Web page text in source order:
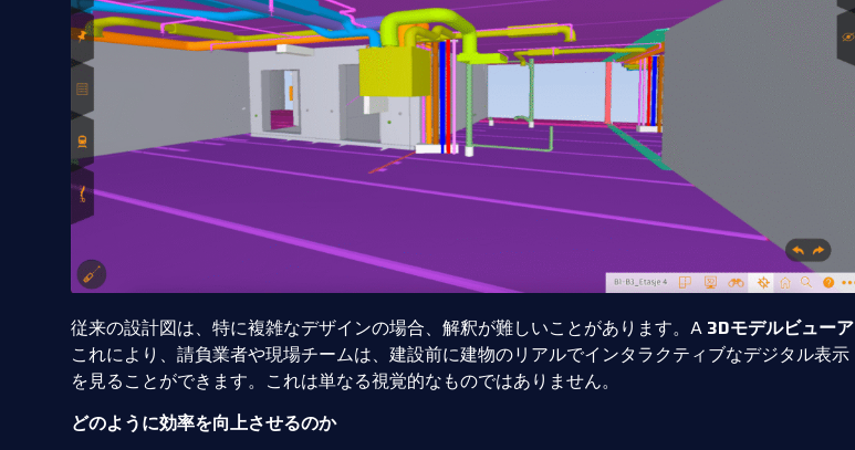
従来の設計図は、特に複雑なデザインの場合、解釈が難しいことがあります。A 3Dモデルビューア
これにより、請負業者や現場チームは、建設前に建物のリアルでインタラクティブなデジタル表示
を見ることができます。これは単なる視覚的なものではありません。
どのように効率を向上させるのか